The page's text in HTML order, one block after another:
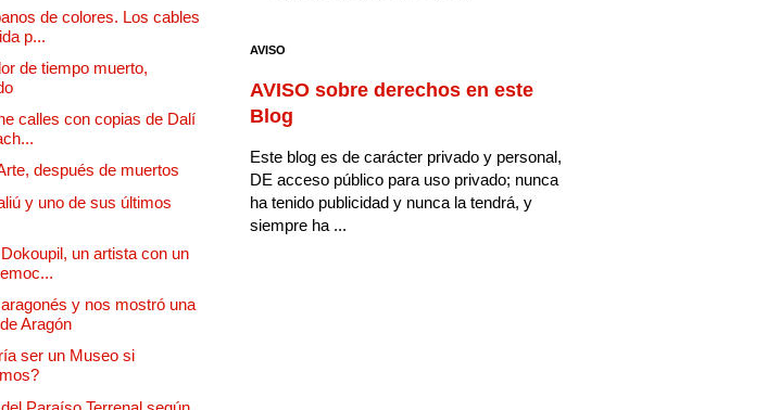
de colores. Los cables
p...
de tiempo muerto,
calles con copias de Dalí
después de muertos
y uno de sus últimos
un artista con un
y nos mostró una
Aragón
ser un Museo si
AVISO
AVISO sobre derechos en este
Blog
Este blog es de carácter privado y personal,
DE acceso público para uso privado; nunca
ha tenido publicidad y nunca la tendrá, y
siempre ha ...